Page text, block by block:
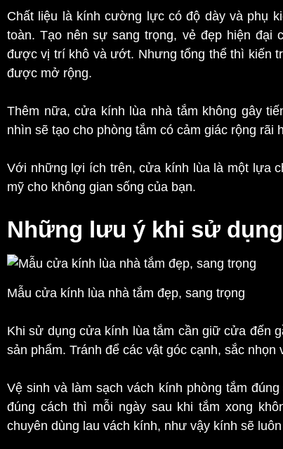
Chất liệu là kính cường lực có độ dày và phụ
toàn. Tạo nên sự sang trọng, vẻ đẹp hiện đại
được vị trí khô và ướt. Nhưng tổng thể thì kiến
được mở rộng.
Thêm nữa, cửa kính lùa nhà tắm không gây
nhìn sẽ tạo cho phòng tắm có cảm giác rộng rãi
Với những lợi ích trên, cửa kính lùa là một lựa
mỹ cho không gian sống của bạn.
Những lưu ý khi sử
Mẫu cửa kính lùa nhà tắm đẹp, sang trọng
Khi sử dụng cửa kính lùa tắm cần giữ cửa đến
sản phẩm. Tránh để các vật góc cạnh, sắc nhọn
Vệ sinh và làm sạch vách kính phòng tắm
đúng cách thì mỗi ngày sau khi tắm xong
chuyên dùng lau vách kính, như vậy kính sẽ